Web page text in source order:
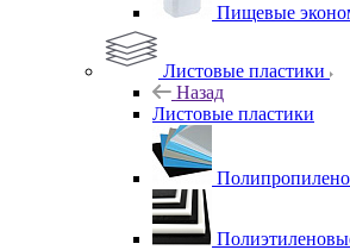
Пищевые
Листовые пластики
Назад
Листовые пластики